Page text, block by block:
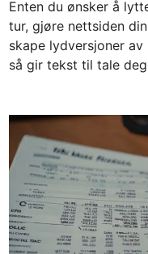
Enten du ønsker å
tur, gjøre nettsiden
skape lydversjoner av
så gir tekst til tale